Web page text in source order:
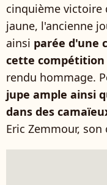
cinquième victoire
jaune, l'ancienne
ainsi parée d'une
cette compétition
rendu hommage.
jupe ample ainsi
dans des
Eric Zemmour,